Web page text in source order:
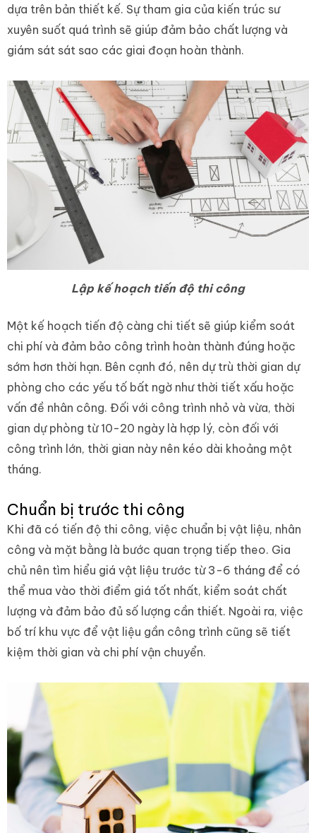
dựa trên bản thiết kế. Sự tham gia của kiến trúc sư
xuyên suốt quá trình sẽ giúp đảm bảo chất lượng và
giám sát sát sao các giai đoạn hoàn thành.
Lập kế hoạch tiến độ thi công
Một kế hoạch tiến độ càng chi tiết sẽ giúp kiểm soát
chi phí và đảm bảo công trình hoàn thành đúng hoặc
sớm hơn thời hạn. Bên cạnh đó, nên dự trù thời gian dự
phòng cho các yếu tố bất ngờ như thời tiết xấu hoặc
vấn đề nhân công. Đối với công trình nhỏ và vừa, thời
gian dự phòng từ 10-20 ngày là hợp lý, còn đối với
công trình lớn, thời gian này nên kéo dài khoảng một
tháng.
Chuẩn bị trước thi công
Khi đã có tiến độ thi công, việc chuẩn bị vật liệu, nhân
công và mặt bằng là bước quan trọng tiếp theo. Gia
chủ nên tìm hiểu giá vật liệu trước từ 3-6 tháng để có
thể mua vào thời điểm giá tốt nhất, kiểm soát chất
lượng và đảm bảo đủ số lượng cần thiết. Ngoài ra, việc
bố trí khu vực để vật liệu gần công trình cũng sẽ tiết
kiệm thời gian và chi phí vận chuyển.